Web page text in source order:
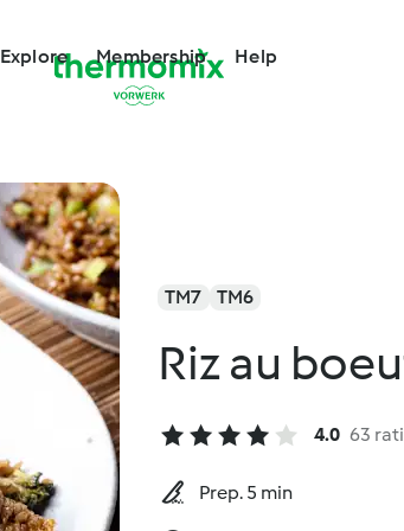
Explore Membership Help
TM7 TM6
Riz au
4.0 63
Prep. 5 min